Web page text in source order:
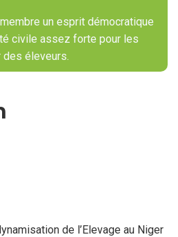
un esprit démocratique
civile assez forte pour les
éleveurs.
de l’Elevage au Niger